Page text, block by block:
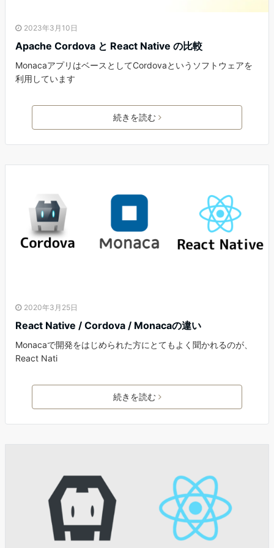
2023年3月10日
Apache Cordova と React Native の比較
MonacaアプリはベースとしてCordovaというソフトウェアを
利用しています
続きを読む
2020年3月25日
React Native / Cordova / Monacaの違い
Monacaで開発をはじめられた方にとてもよく聞かれるのが、
React Nati
続きを読む